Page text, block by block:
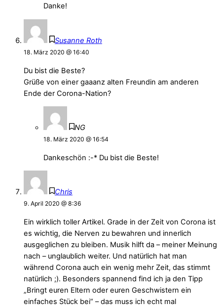
Danke!
Susanne Roth
18. März 2020 @ 16:40
Du bist die Beste?
Grüße von einer gaaanz alten Freundin am anderen
Ende der Corona-Nation?
NG
18. März 2020 @ 16:54
Dankeschön :-* Du bist die Beste!
Chris
9. April 2020 @ 8:36
Ein wirklich toller Artikel. Grade in der Zeit von Corona ist
es wichtig, die Nerven zu bewahren und innerlich
ausgeglichen zu bleiben. Musik hilft da – meiner Meinung
nach – unglaublich weiter. Und natürlich hat man
während Corona auch ein wenig mehr Zeit, das stimmt
natürlich ;). Besonders spannend find ich ja den Tipp
„Bringt euren Eltern oder euren Geschwistern ein
einfaches Stück bei“ – das muss ich echt mal